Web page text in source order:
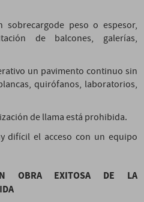
peso o espesor,
de balcones, galerías,
un pavimento continuo sin
quirófanos, laboratorios,
de llama está prohibida.
difícil el acceso con un equipo
OBRA EXITOSA DE LA